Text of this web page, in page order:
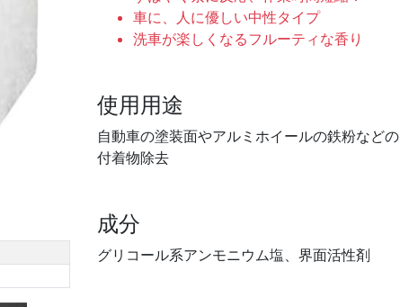
車に、人に優しい中性タイプ
洗車が楽しくなるフルーティな香り
使用用途
自動車の塗装面やアルミホイールの鉄粉などの
付着物除去
成分
グリコール系アンモニウム塩、界面活性剤